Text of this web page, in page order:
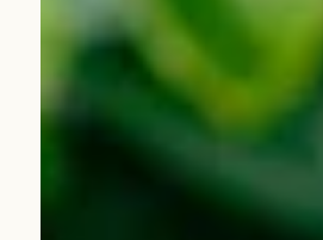
Kahvenin İzinde
Ediyor: İkinci
Colombia